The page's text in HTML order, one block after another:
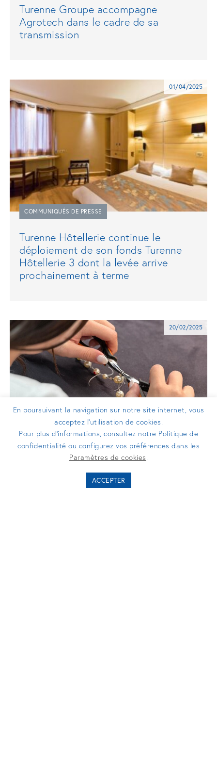
Turenne Groupe accompagne
Agrotech dans le cadre de sa
transmission
01/04/2025
COMMUNIQUÉS DE PRESSE
Turenne Hôtellerie continue le
déploiement de son fonds Turenne
Hôtellerie 3 dont la levée arrive
prochainement à terme
20/02/2025
COMMUNIQUÉS DE PRESSE
Mettetal Création ouvre son capital à
Turenne Groupe pour accélérer sa
En poursuivant la navigation sur notre site internet, vous
acceptez l’utilisation de cookies.
Pour plus d’informations, consultez notre Politique de
confidentialité ou configurez vos préférences dans les
Paramètres de cookies.
ACCEPTER